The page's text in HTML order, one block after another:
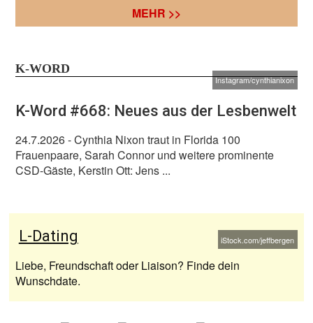
MEHR >>
K-WORD
Instagram/cynthianixon
K-Word #668: Neues aus der Lesbenwelt
24.7.2026- Cynthia Nixon traut in Florida 100
Frauenpaare, Sarah Connor und weitere prominente
CSD-Gäste, Kerstin Ott: Jens ...
L-Dating iStock.com/jeffbergen
Liebe, Freundschaft oder Liaison? Finde dein
Wunschdate.